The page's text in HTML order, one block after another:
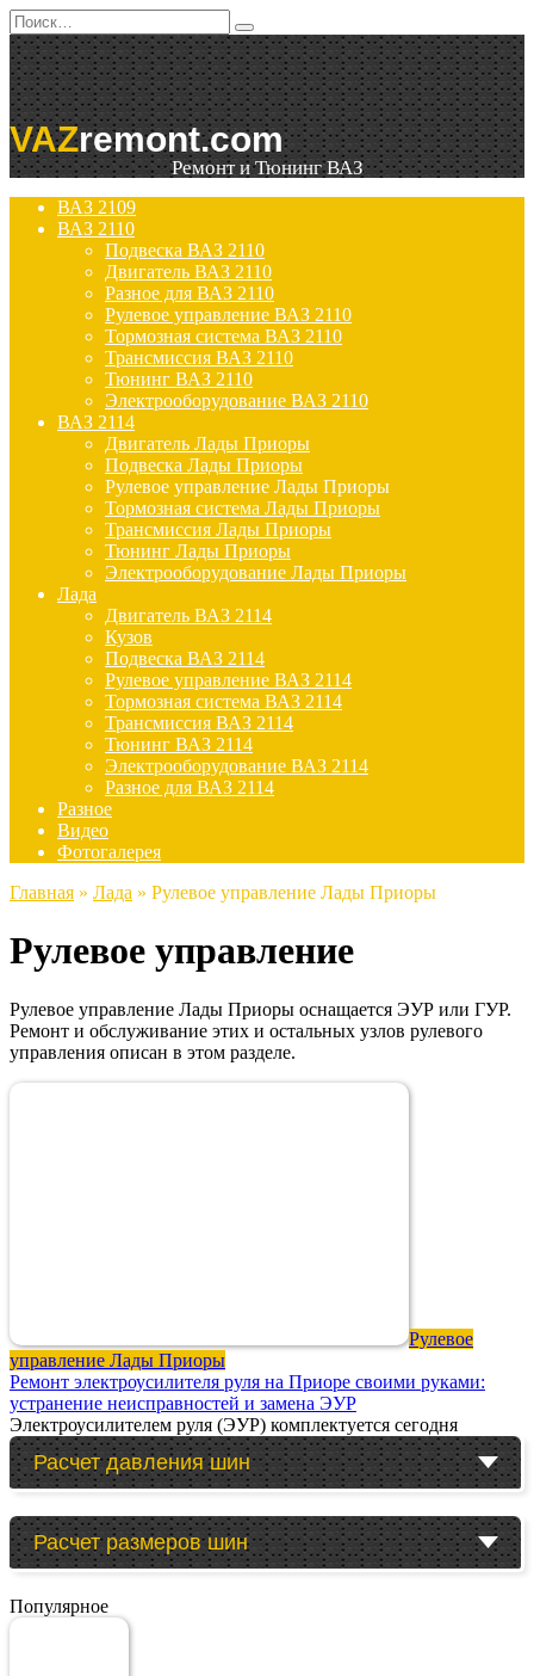
Перейти
к
содержанию
Search
for:
VAZremont.com
Ремонт и Тюнинг ВАЗ
ВАЗ 2109
ВАЗ 2110
Подвеска ВАЗ 2110
Двигатель ВАЗ 2110
Разное для ВАЗ 2110
Рулевое управление ВАЗ 2110
Тормозная система ВАЗ 2110
Трансмиссия ВАЗ 2110
Тюнинг ВАЗ 2110
Электрооборудование ВАЗ 2110
ВАЗ 2114
Двигатель Лады Приоры
Подвеска Лады Приоры
Рулевое управление Лады Приоры
Тормозная система Лады Приоры
Трансмиссия Лады Приоры
Тюнинг Лады Приоры
Электрооборудование Лады Приоры
Лада
Двигатель ВАЗ 2114
Кузов
Подвеска ВАЗ 2114
Рулевое управление ВАЗ 2114
Тормозная система ВАЗ 2114
Трансмиссия ВАЗ 2114
Тюнинг ВАЗ 2114
Электрооборудование ВАЗ 2114
Разное для ВАЗ 2114
Разное
Видео
Фотогалерея
Главная » Лада » Рулевое управление Лады Приоры
Рулевое управление
Рулевое управление Лады Приоры оснащается ЭУР или ГУР.
Ремонт и обслуживание этих и остальных узлов рулевого
управления описан в этом разделе.
Рулевое
управление Лады Приоры
Ремонт электроусилителя руля на Приоре своими руками:
устранение неисправностей и замена ЭУР
Электроусилителем руля (ЭУР) комплектуется сегодня
Расчет давления шин
Расчет размеров шин
Популярное